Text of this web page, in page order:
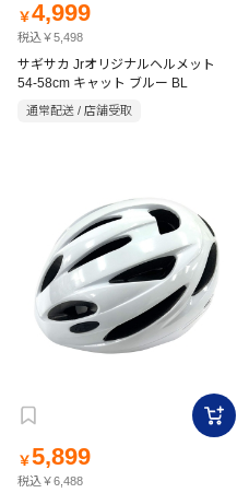
￥4,999
税込￥5,498
サギサカ Jrオリジナルヘルメット
54-58cm キャット ブルー BL
通常配送 / 店舗受取
￥5,899
税込￥6,488